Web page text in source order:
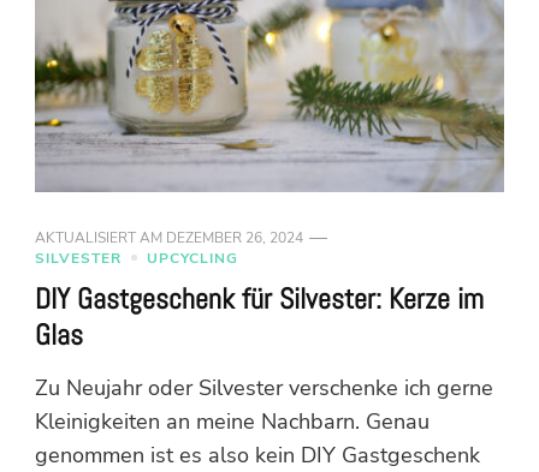
AKTUALISIERT AM DEZEMBER 26, 2024
SILVESTER
UPCYCLING
DIY Gastgeschenk für Silvester: Kerze im
Glas
Zu Neujahr oder Silvester verschenke ich gerne
Kleinigkeiten an meine Nachbarn. Genau
genommen ist es also kein DIY Gastgeschenk